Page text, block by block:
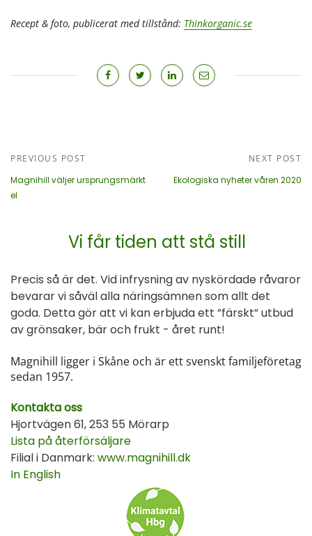
Recept & foto, publicerat med tillstånd: Thinkorganic.se
PREVIOUS POST
Magnihill väljer ursprungsmärkt
el
NEXT POST
Ekologiska nyheter våren 2020
Vi får tiden att stå still
Precis så är det. Vid infrysning av nyskördade råvaror
bevarar vi såväl alla näringsämnen som allt det
goda. Detta gör att vi kan erbjuda ett ”färskt” utbud
av grönsaker, bär och frukt - året runt!
Magnihill ligger i Skåne och är ett svenskt familjeföretag
sedan 1957.
Kontakta oss
Hjortvägen 61, 253 55 Mörarp
Lista på återförsäljare
Filial i Danmark: www.magnihill.dk
In English